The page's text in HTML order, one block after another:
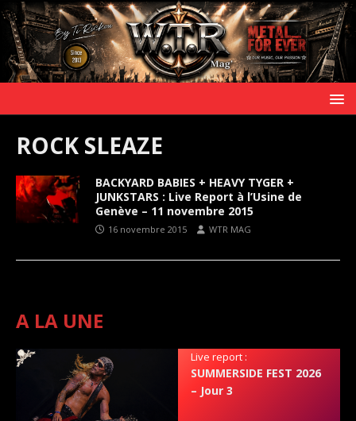
ROCK SLEAZE
BACKYARD BABIES + HEAVY TYGER +
JUNKSTARS : Live Report à l’Usine de
Genève – 11 novembre 2015
16 novembre 2015 WTR MAG
A LA UNE
Live report :
SUMMERSIDE FEST 2026
– Jour 3